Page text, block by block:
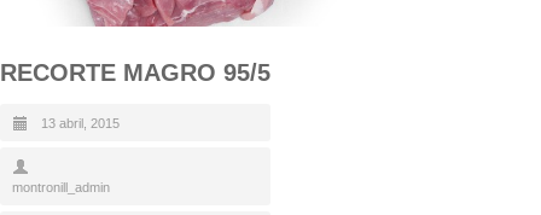
RECORTE MAGRO 95/5
13 abril, 2015
montronill_admin